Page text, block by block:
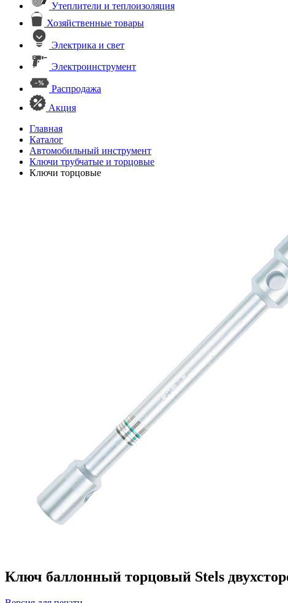
Утеплители и теплоизоляция
Хозяйственные товары
Электрика и свет
Электроинструмент
Распродажа
Акция
Главная
Каталог
Автомобильный инструмент
Ключи трубчатые и торцовые
Ключи торцовые
Ключ баллонный торцовый Stels